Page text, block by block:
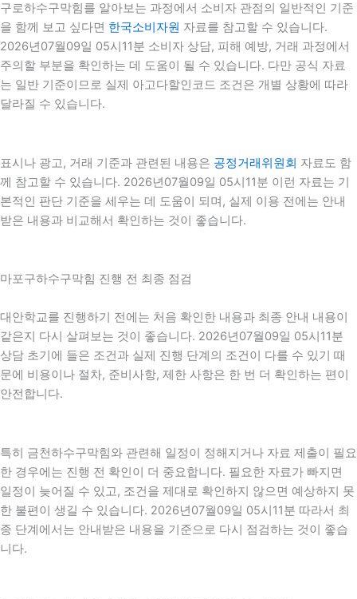
구로하수구막힘를 알아보는 과정에서 소비자 관점의 일반적인 기준
을 함께 보고 싶다면 한국소비자원 자료를 참고할 수 있습니다.
2026년07월09일 05시11분 소비자 상담, 피해 예방, 거래 과정에서
주의할 부분을 확인하는 데 도움이 될 수 있습니다. 다만 공식 자료
는 일반 기준이므로 실제 아고다할인코드 조건은 개별 상황에 따라
달라질 수 있습니다.
표시나 광고, 거래 기준과 관련된 내용은 공정거래위원회 자료도 함
께 참고할 수 있습니다. 2026년07월09일 05시11분 이런 자료는 기
본적인 판단 기준을 세우는 데 도움이 되며, 실제 이용 전에는 안내
받은 내용과 비교해서 확인하는 것이 좋습니다.
마포구하수구막힘 진행 전 최종 점검
대안학교를 진행하기 전에는 처음 확인한 내용과 최종 안내 내용이
같은지 다시 살펴보는 것이 좋습니다. 2026년07월09일 05시11분
상담 초기에 들은 조건과 실제 진행 단계의 조건이 다를 수 있기 때
문에 비용이나 절차, 준비사항, 제한 사항은 한 번 더 확인하는 편이
안전합니다.
특히 금천하수구막힘와 관련해 일정이 정해지거나 자료 제출이 필요
한 경우에는 진행 전 확인이 더 중요합니다. 필요한 자료가 빠지면
일정이 늦어질 수 있고, 조건을 제대로 확인하지 않으면 예상하지 못
한 불편이 생길 수 있습니다. 2026년07월09일 05시11분 따라서 최
종 단계에서는 안내받은 내용을 기준으로 다시 점검하는 것이 좋습
니다.